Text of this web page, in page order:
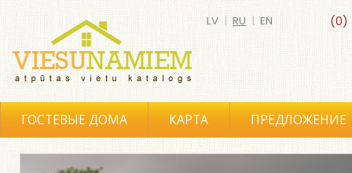
(0)
LV | RU | EN
ГОСТЕВЫЕ ДОМА КАРТА ПРЕДЛОЖЕНИЕ